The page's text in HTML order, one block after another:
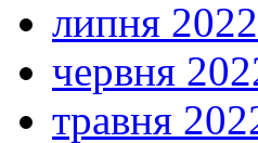
липня
червня
травня